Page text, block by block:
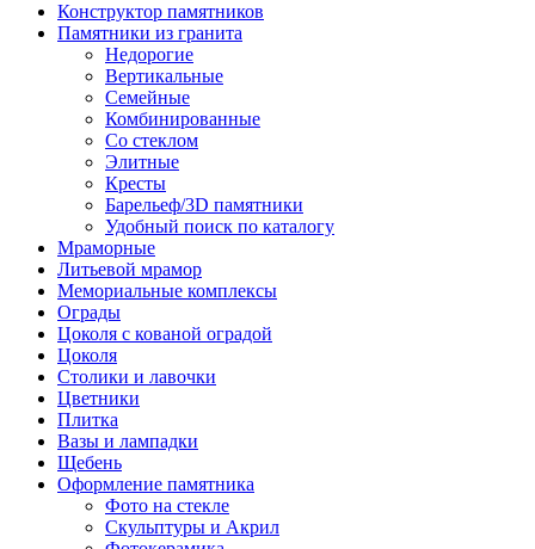
Конструктор памятников
Памятники из гранита
Недорогие
Вертикальные
Семейные
Комбинированные
Со стеклом
Элитные
Кресты
Барельеф/3D памятники
Удобный поиск по каталогу
Мраморные
Литьевой мрамор
Мемориальные комплексы
Ограды
Цоколя с кованой оградой
Цоколя
Столики и лавочки
Цветники
Плитка
Вазы и лампадки
Щебень
Оформление памятника
Фото на стекле
Скульптуры и Акрил